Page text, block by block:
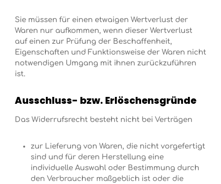
Sie müssen für einen etwaigen Wertverlust der
Waren nur aufkommen, wenn dieser Wertverlust
auf einen zur Prüfung der Beschaffenheit,
Eigenschaften und Funktionsweise der Waren nicht
notwendigen Umgang mit ihnen zurückzuführen
ist.
Ausschluss- bzw. Erlöschensgründe
Das Widerrufsrecht besteht nicht bei Verträgen
zur Lieferung von Waren, die nicht vorgefertigt
sind und für deren Herstellung eine
individuelle Auswahl oder Bestimmung durch
den Verbraucher maßgeblich ist oder die